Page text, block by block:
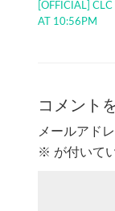
[OFFICIAL]
AT 10:56PM
コメント
メールアド
※ が付いて